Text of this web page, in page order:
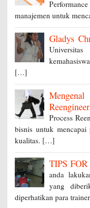
manajemen untuk
Gladys
[…]
Process
bisnis untuk
kualitas. […]
TIPS FOR
anda
yang
diperhatikan para